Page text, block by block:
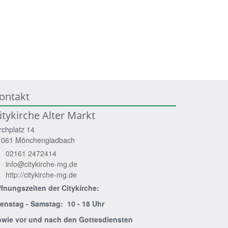
Alter Markt
14
Mönchengladbach
02161 2472414
info@citykirche-mg.de
http://citykirche-mg.de
derCitykirche:
- Samstag: 10 - 18 Uhr
vor und nach den Gottesdiensten